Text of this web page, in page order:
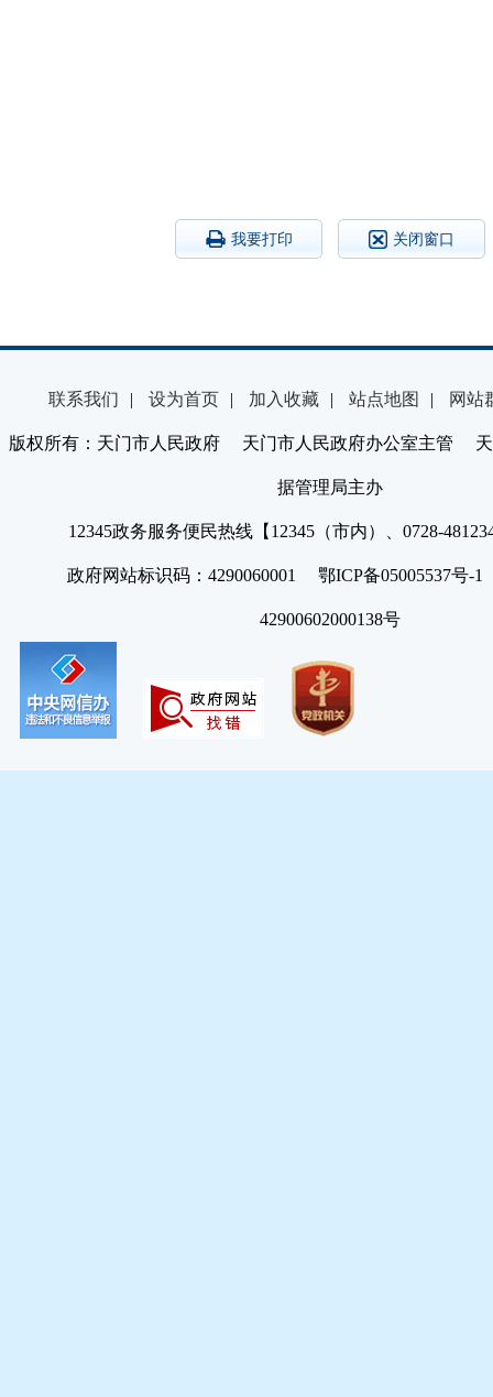
我要打印 关闭窗口
联系我们 | 设为首页 | 加入收藏 | 站点地图 | 网站
版权所有：天门市人民政府 天门市人民政府办公室主管 天
据管理局主办
12345政务服务便民热线【12345（市内）、0728-
政府网站标识码：4290060001 鄂ICP备05005537号
42900602000138号